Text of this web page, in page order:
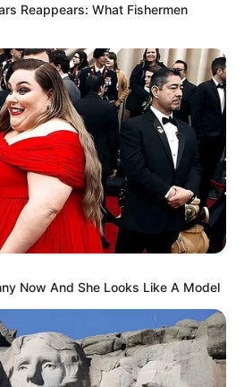
Reappears: What Fishermen
Now And She Looks Like A Model